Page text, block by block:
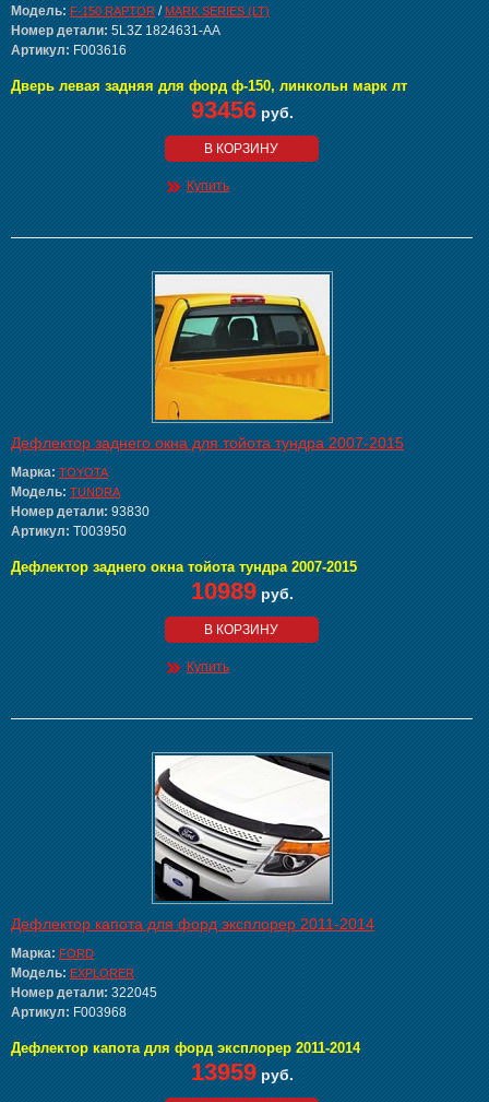
Модель: F-150 RAPTOR /MARK SERIES (LT)
Номер детали: 5L3Z 1824631-AA
Артикул: F003616
Дверь левая задняя для форд ф-150, линкольн марк лт
93456руб.
В КОРЗИНУ
Купить
Дефлектор заднего окна для тойота тундра 2007-2015
Марка: TOYOTA
Модель: TUNDRA
Номер детали: 93830
Артикул: T003950
Дефлектор заднего окна тойота тундра 2007-2015
10989руб.
В КОРЗИНУ
Купить
Дефлектор капота для форд эксплорер 2011-2014
Марка: FORD
Модель: EXPLORER
Номер детали: 322045
Артикул: F003968
Дефлектор капота для форд эксплорер 2011-2014
13959руб.